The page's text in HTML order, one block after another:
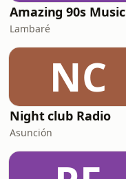
Amazing 90s Music
Lambaré
NC
Night club Radio
Asunción